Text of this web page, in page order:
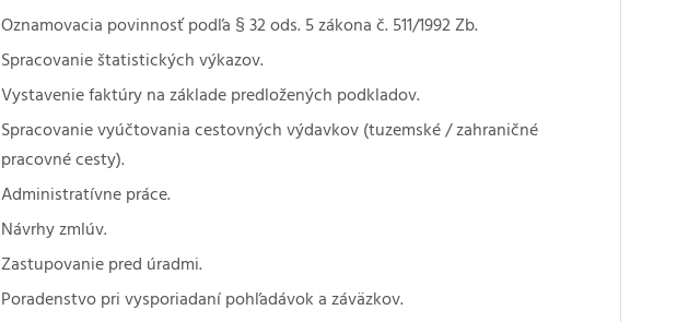
Oznamovacia povinnosť podľa § 32 ods. 5 zákona č. 511/1992 Zb.
Spracovanie štatistických výkazov.
Vystavenie faktúry na základe predložených podkladov.
Spracovanie vyúčtovania cestovných výdavkov (tuzemské / zahraničné
pracovné cesty).
Administratívne práce.
Návrhy zmlúv.
Zastupovanie pred úradmi.
Poradenstvo pri vysporiadaní pohľadávok a záväzkov.